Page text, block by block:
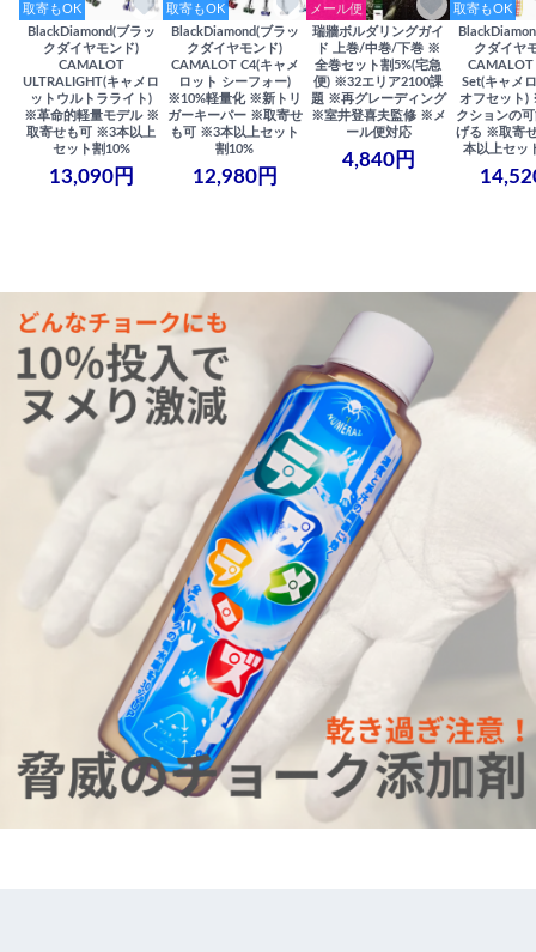
取寄もOK
BlackDiamond(ブラッ
クダイヤモンド)
CAMALOT
ULTRALIGHT(キャメロ
ットウルトラライト)
※革命的軽量モデル ※
取寄せも可 ※3本以上
セット割10%
13,090円
取寄もOK
BlackDiamond(ブラッ
クダイヤモンド)
CAMALOT C4(キャメ
ロット シーフォー)
※10%軽量化 ※新トリ
ガーキーパー ※取寄せ
も可 ※3本以上セット
割10%
12,980円
メール便
瑞牆ボルダリングガイ
ド 上巻/中巻/下巻 ※
全巻セット割5%(宅急
便) ※32エリア2100課
題 ※再グレーディング
※室井登喜夫監修 ※メ
ール便対応
4,840円
取寄もOK
クダイヤ
Set(キャメ
オフセット)
クションの
げる ※取寄
本以上セッ